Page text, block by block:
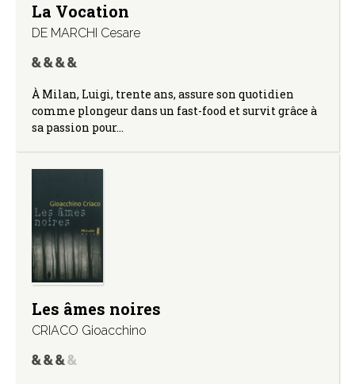
La Vocation
DE MARCHI Cesare
À Milan, Luigi, trente ans, assure son quotidien
comme plongeur dans un fast-food et survit grâce à
sa passion pour…
Les âmes noires
CRIACO Gioacchino